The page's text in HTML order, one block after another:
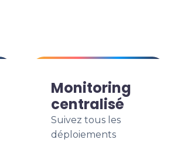
Monitoring
centralisé
Suivez tous les
déploiements